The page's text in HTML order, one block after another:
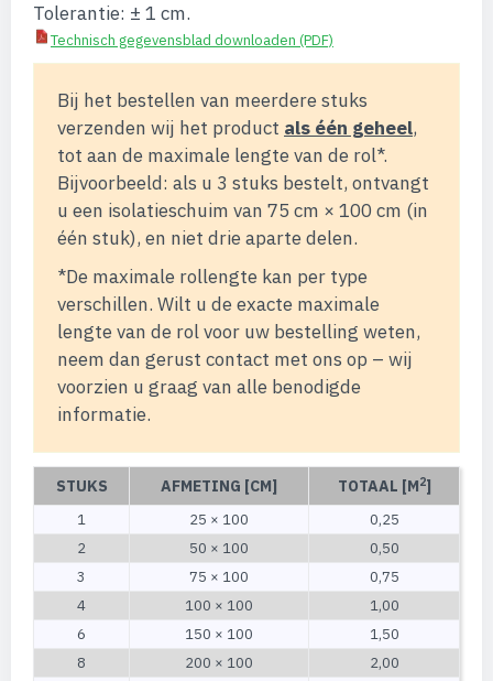
Tolerantie: ± 1 cm.
Technisch gegevensblad downloaden (PDF)
Bij het bestellen van meerdere stuks
verzenden wij het product als één geheel,
tot aan de maximale lengte van de rol*.
Bijvoorbeeld: als u 3 stuks bestelt, ontvangt
u een isolatieschuim van 75 cm × 100 cm (in
één stuk), en niet drie aparte delen.
*De maximale rollengte kan per type
verschillen. Wilt u de exacte maximale
lengte van de rol voor uw bestelling weten,
neem dan gerust contact met ons op – wij
voorzien u graag van alle benodigde
informatie.
STUKS AFMETING [CM] TOTAAL [M2]
1 25 × 100
0,25
2
50 × 100
0,50
3
75 × 100
0,75
4
100 × 100
1,00
6
150 × 100
1,50
8
200 × 100
2,00